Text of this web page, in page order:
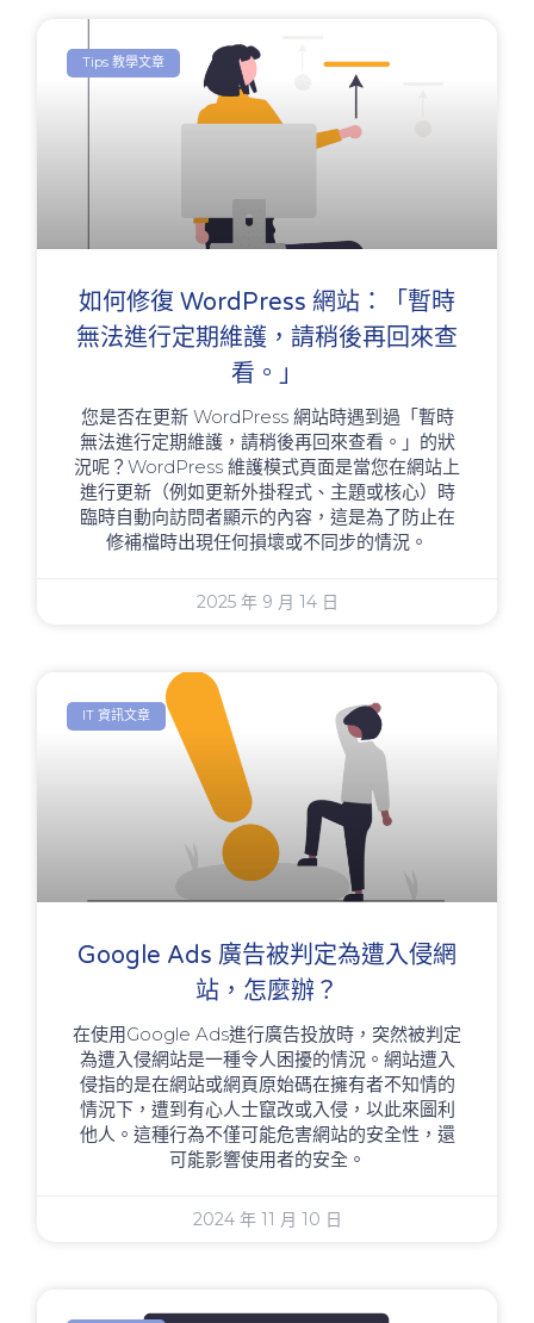
Tips 教學文章
如何修復 WordPress 網站：「暫時
無法進行定期維護，請稍後再回來查
看。」
您是否在更新 WordPress 網站時遇到過「暫時
無法進行定期維護，請稍後再回來查看。」的狀
況呢？WordPress 維護模式頁面是當您在網站上
進行更新（例如更新外掛程式、主題或核心）時
臨時自動向訪問者顯示的內容，這是為了防止在
修補檔時出現任何損壞或不同步的情況。
2025 年 9 月 14 日
IT 資訊文章
Google Ads 廣告被判定為遭入侵網
站，怎麼辦？
在使用Google Ads進行廣告投放時，突然被判定
為遭入侵網站是一種令人困擾的情況。網站遭入
侵指的是在網站或網頁原始碼在擁有者不知情的
情況下，遭到有心人士竄改或入侵，以此來圖利
他人。這種行為不僅可能危害網站的安全性，還
可能影響使用者的安全。
2024 年 11 月 10 日